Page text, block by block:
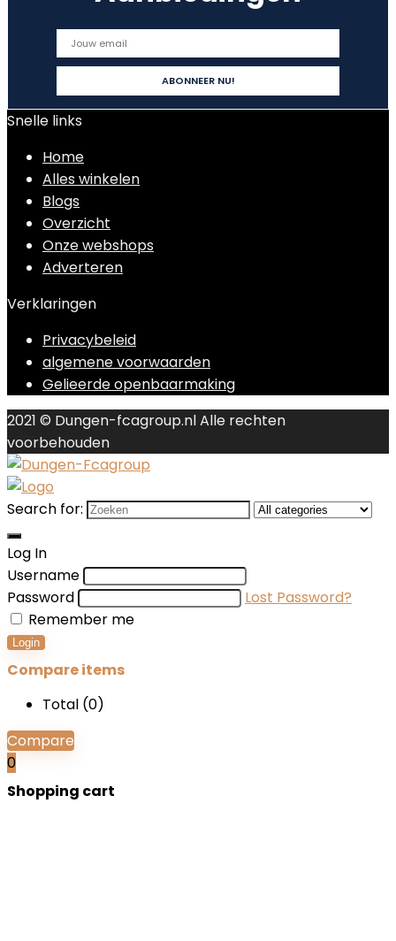
Snelle links
Home
Alles winkelen
Blogs
Overzicht
Onze webshops
Adverteren
Verklaringen
Privacybeleid
algemene voorwaarden
Gelieerde openbaarmaking
2021 © Dungen-fcagroup.nl Alle rechten
voorbehouden
Search for:
Log In
Username
Password
Lost Password?
Remember me
Login
Compare items
Total (0)
Compare
0
Shopping cart